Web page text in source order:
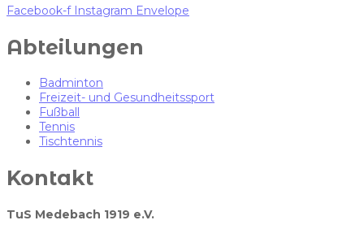
Facebook-f Instagram Envelope
Abteilungen
Badminton
Freizeit- und Gesundheitssport
Fußball
Tennis
Tischtennis
Kontakt
TuS Medebach 1919 e.V.